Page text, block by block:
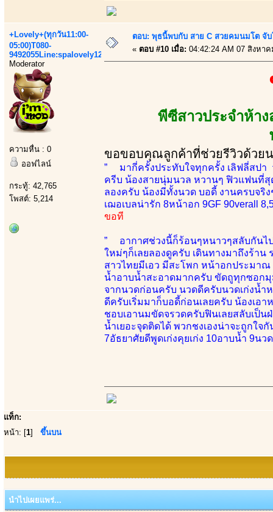
+Lovely+(ทุกวัน11:00-
05:00)T080-
9492055Line:spalovely123
Moderator
ความหื่น : 0
ออฟไลน์
กระทู้: 42,765
โพสต์: 5,214
ตอบ: พุธนี้พบกับ สาย C สวยคมนมโต จั
« ตอบ #10 เมื่อ: 04:42:24 AM 07 สิงหา
พีซีสาวประจำห้า
ขอขอบคุณลูกค้าที่ช่วยรีวิวด้วย
” มากี่ครั้งประทับใจทุกครั้ง เลิฟลี่สปา
ครีบ น้องสายนุ่มนวล หวานๆ ฟิวแฟนที่สุ
ลองครับ น้องมีทั้งนวด บอดี้ งานครบจริ
เฌอเบลน่ารัก 8หน้าอก 9GF 90verall
ขอที
” อากาศช่วงนี้ก็ร้อนๆหนาวๆสลับกันไป
ใหม่ๆก็เลยลองดูครับ เดินทางมาถึงร้า
สาวไทยมีเอว มีสะโพก หน้าอกประมา
น้ำอาบน้ำสะอาดมากครับ ขัดถูทุกซอกมุ
จากนวดก่อนครับ นวดดีครับนวดเก่งน้ำ
ดีครับเริ่มมาก็บอดี้ก่อนเลยครับ น้องเอ
ชอบเอานมขัดจรวดครับฟินเลยสลับเป็
น้ำเยอะจุดติดได้ พวกชงเองน่าจะถูกใ
7อัธยาศัยดีพูดเก่งคุยเก่ง 10อาบน้ำ 9น
แท็ก:
หน้า: [1] ขึ้นบน
นำไปเผยแพร่...